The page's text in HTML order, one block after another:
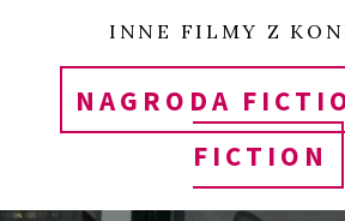
INNE FILMY Z
NAGRODA
FICTION